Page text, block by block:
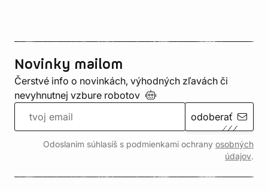
Novinky mailom
Čerstvé info o novinkách, výhodných zľavách či
nevyhnutnej vzbure robotov
odoberať
Odoslaním súhlasíš s podmienkami ochrany osobných
údajov.